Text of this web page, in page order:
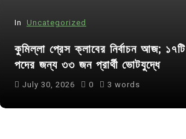
In Uncategorized
কুমিল্লা প্রেস ক্লাবের নির্বাচন আজ; ১৭টি
পদের জন্য ৩৩ জন প্রার্থী ভোটযুদ্ধে
July 30, 2026 0 3 words